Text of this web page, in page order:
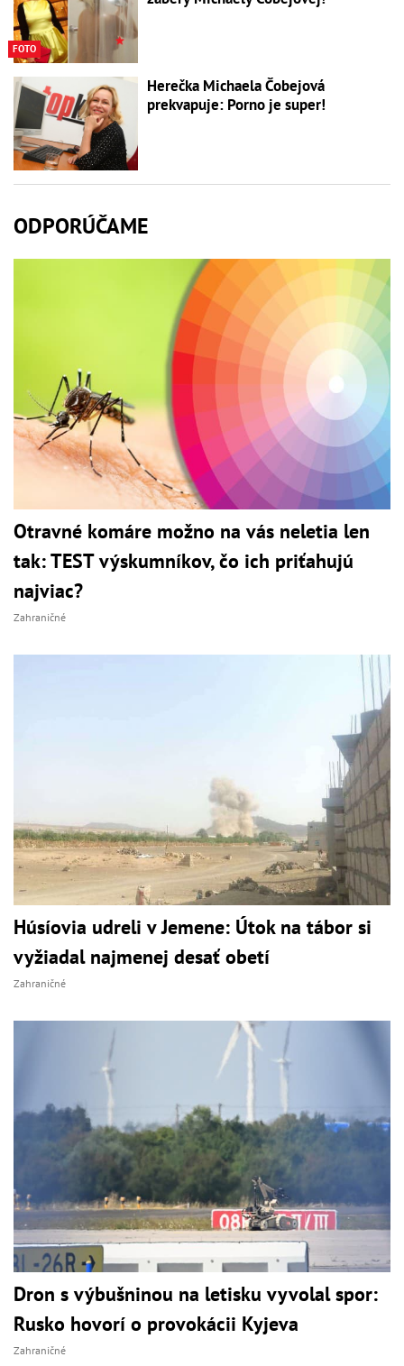
FOTO
Herečka Michaela Čobejová
prekvapuje: Porno je super!
ODPORÚČAME
Otravné komáre možno na vás neletia len
tak: TEST výskumníkov, čo ich priťahujú
najviac?
Zahraničné
Húsíovia udreli v Jemene: Útok na tábor si
vyžiadal najmenej desať obetí
Zahraničné
Dron s výbušninou na letisku vyvolal spor:
Rusko hovorí o provokácii Kyjeva
Zahraničné